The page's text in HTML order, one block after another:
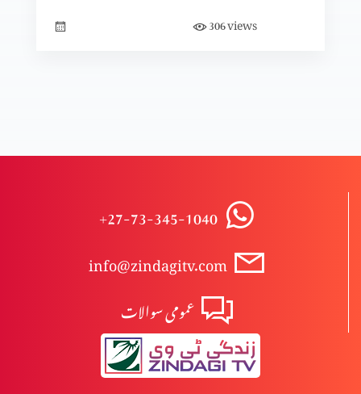
دہرت کی بنیاد اور اثرات؟
مخالفِ مسیح کے ظہور کی علامات (حصہ 2)
مخلفِ مسیح کے ظہور کی علامات (حصہ 1)
306views
+27-73-345-1040
info@zindagitv.com
عمومی سوالات